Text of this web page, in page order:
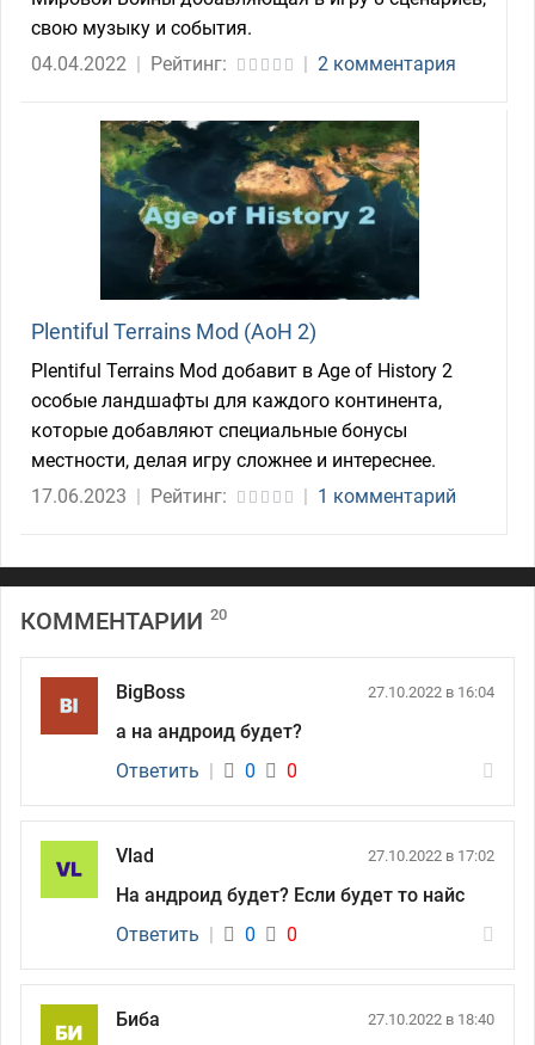
свою музыку и события.
04.04.2022 | Рейтинг: | 2 комментария
Plentiful Terrains Mod (AoH 2)
Plentiful Terrains Mod добавит в Age of History 2
особые ландшафты для каждого континента,
которые добавляют специальные бонусы
местности, делая игру сложнее и интереснее.
17.06.2023 | Рейтинг: | 1 комментарий
КОММЕНТАРИИ 20
BigBoss 27.10.2022 в 16:04
а на андроид будет?
Ответить | 0 0
Vlad 27.10.2022 в 17:02
На андроид будет? Если будет то найс
Ответить | 0 0
Биба 27.10.2022 в 18:40